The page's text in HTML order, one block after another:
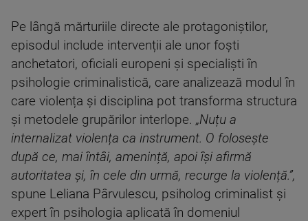
Pe lângă mărturiile directe ale protagoniștilor,
episodul include intervenții ale unor foști
anchetatori, oficiali europeni și specialiști în
psihologie criminalistică, care analizează modul în
care violența și disciplina pot transforma structura
și metodele grupărilor interlope. „Nuțu a
internalizat violența ca instrument. O folosește
după ce, mai întâi, amenință, apoi își afirmă
autoritatea și, în cele din urmă, recurge la violență.”,
spune Leliana Pârvulescu, psiholog criminalist și
expert în psihologia aplicată în domeniul